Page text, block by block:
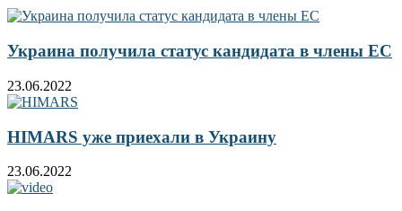
Украина получила статус кандидата в члены ЕС
23.06.2022
HIMARS уже приехали в Украину
23.06.2022